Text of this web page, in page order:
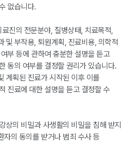
없습니다.
진의 전문분야, 질병상태, 치료목적,
및 부작용, 퇴원계획, 진료비용, 의학적
부 등에 관하여 충분한 설명을 듣고
동의 여부를 결정할 권리가 있습니다.
계획된 진료가 시작된 이후 이를
진료에 대한 설명을 듣고 결정할 수
상의 비밀과 사생활의 비밀을 침해 받지
자의 동의를 받거나 범죄 수사 등